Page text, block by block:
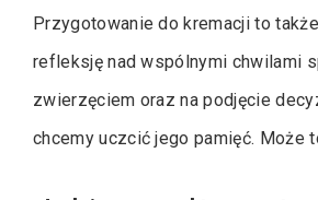
Przygotowanie do kremacji to
refleksję nad wspólnymi chwilami
zwierzęciem oraz na podjęcie
chcemy uczcić jego pamięć. Może